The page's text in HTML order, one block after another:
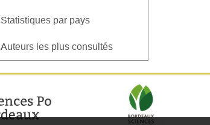
Statistiques par pays
Auteurs les plus consultés